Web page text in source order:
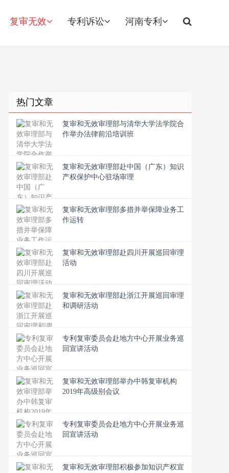
复审无效 专利诉讼 河南专利
热门文章
复审和无效审理部与清华大学法学院合
作举办法律前沿培训班
复审和无效审理部赴中国（广东）知识
产权保护中心驻场审理
复审和无效审理部多措并举保障业务工
作运转
复审和无效审理部赴四川开展巡回审理
活动
复审和无效审理部赴浙江开展巡回审理
和调研活动
专利复审委员会赴地方中心开展业务巡
回宣讲活动
复审和无效审理部举办中韩复审机构
2019年高级别会议
专利复审委员会赴地方中心开展业务巡
回宣讲活动
复审和无效审理部积极参加知识产权宣